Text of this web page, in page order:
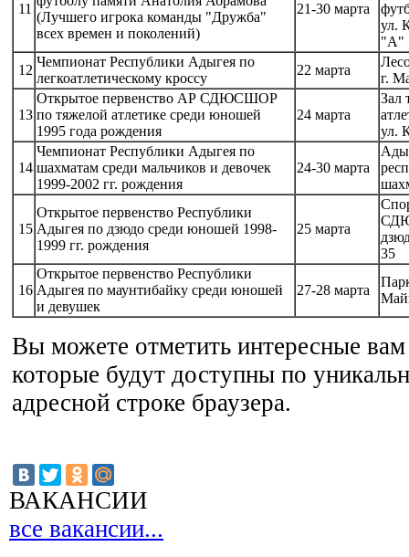
11
(Лучшего игрока команды "Дружба"
всех времен и поколений)
21-30 марта
ул.
"А"
12
Чемпионат Республики Адыгея по
легкоатлетическому кроссу
22 марта
г.
13
Открытое первенство АР СДЮСШОР
по тяжелой атлетике среди юношей
1995 года рождения
24 марта
Зал
ул.
14
Чемпионат Республики Адыгея по
шахматам среди мальчиков и девочек
1999-2002 гг. рождения
24-30 марта
15
Открытое первенство Республики
Адыгея по дзюдо среди юношей 1998-
1999 гг. рождения
25 марта
35
16
Открытое первенство Республики
Адыгея по маунтибайку среди юношей
и девушек
27-28 марта
Вы можете отметить интересные
которые будут доступны по
адресной строке браузера.
ВАКАНСИИ
все вакансии...